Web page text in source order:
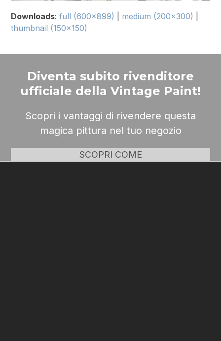
Downloads:full (600x899) medium (200x300)
thumbnail (150x150)
Diventa subito rivenditore
ufficiale della Vintage Paint!
Scopri i vantaggi di rivendere questa
magica pittura nel tuo negozio
SCOPRI COME